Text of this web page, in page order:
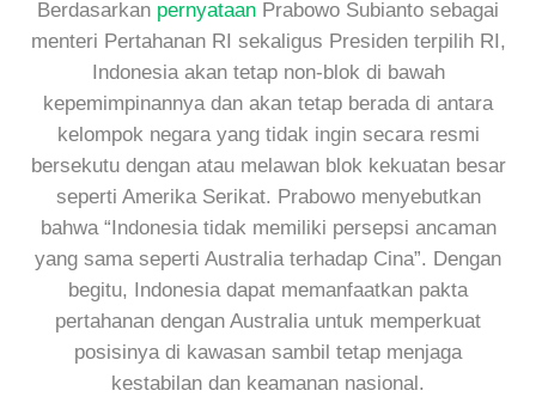
Berdasarkan pernyataan Prabowo Subianto sebagai
menteri Pertahanan RI sekaligus Presiden terpilih RI,
Indonesia akan tetap non-blok di bawah
kepemimpinannya dan akan tetap berada di antara
kelompok negara yang tidak ingin secara resmi
bersekutu dengan atau melawan blok kekuatan besar
seperti Amerika Serikat. Prabowo menyebutkan
bahwa “Indonesia tidak memiliki persepsi ancaman
yang sama seperti Australia terhadap Cina”. Dengan
begitu, Indonesia dapat memanfaatkan pakta
pertahanan dengan Australia untuk memperkuat
posisinya di kawasan sambil tetap menjaga
kestabilan dan keamanan nasional.